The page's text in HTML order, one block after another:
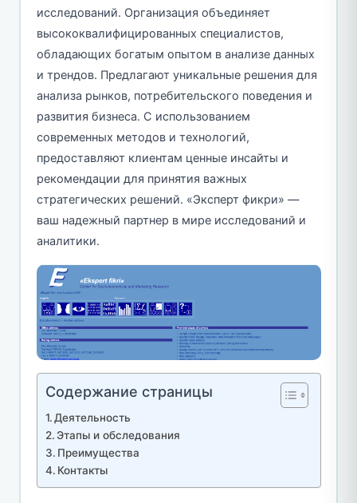
исследований. Организация объединяет
высококвалифицированных специалистов,
обладающих богатым опытом в анализе данных
и трендов. Предлагают уникальные решения для
анализа рынков, потребительского поведения и
развития бизнеса. С использованием
современных методов и технологий,
предоставляют клиентам ценные инсайты и
рекомендации для принятия важных
стратегических решений. «Эксперт фикри» —
ваш надежный партнер в мире исследований и
аналитики.
Содержание страницы
Деятельность
Этапы и обследования
Преимущества
Контакты